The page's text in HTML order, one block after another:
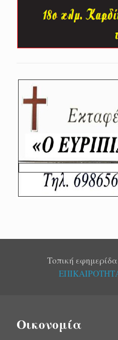
Τοπική
Οικονομία